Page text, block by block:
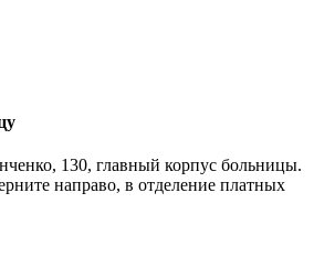
130, главный корпус больницы.
направо, в отделение платных